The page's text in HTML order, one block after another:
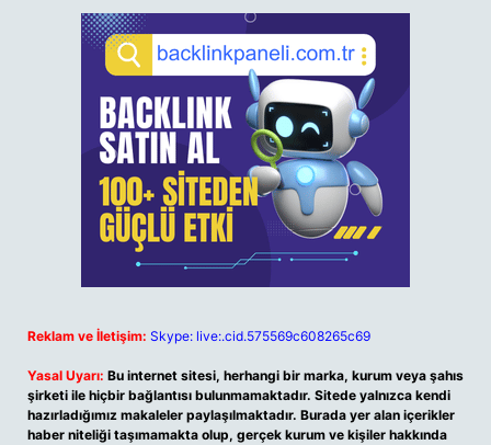
Reklam ve İletişim: Skype: live:.cid.575569c608265c69
Yasal Uyarı: Bu internet sitesi, herhangi bir marka, kurum veya şahıs
şirketi ile hiçbir bağlantısı bulunmamaktadır. Sitede yalnızca kendi
hazırladığımız makaleler paylaşılmaktadır. Burada yer alan içerikler
haber niteliği taşımamakta olup, gerçek kurum ve kişiler hakkında